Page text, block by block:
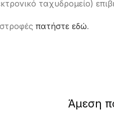
ταχυδρομείο)
πατήστε εδώ.
Άμεση